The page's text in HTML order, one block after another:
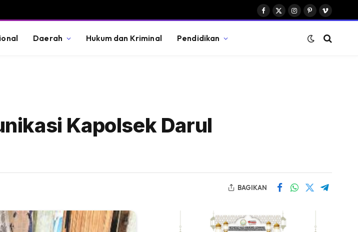
Facebook
X
Instagram
PinterestVimeo
Daerah Hukum dan Kriminal Pendidikan
Kapolsek Darul
BAGIKAN